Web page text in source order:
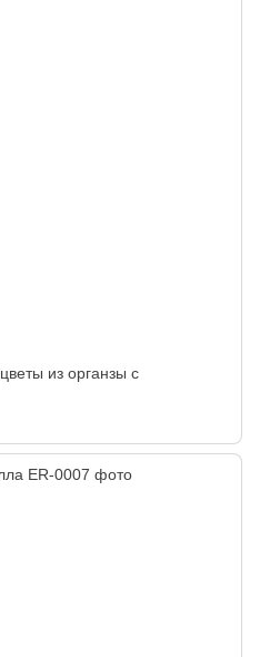
из органзы с